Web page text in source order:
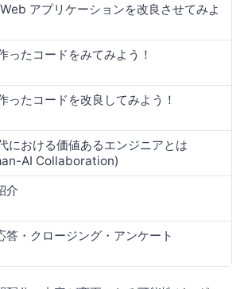
アプリケーションを改良させてみよ
ったコードをみてみよう！
ったコードを改良してみよう！
における価値あるエンジニアとは
AI Collaboration)
介
答・クロージング・アンケート